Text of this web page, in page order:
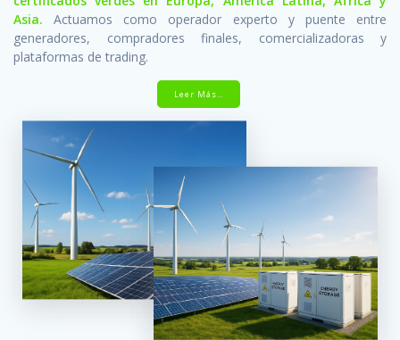
Asia.Actuamos como operador experto y puente entre
generadores, compradores finales, comercializadoras y
plataformas de trading.
Leer Más…